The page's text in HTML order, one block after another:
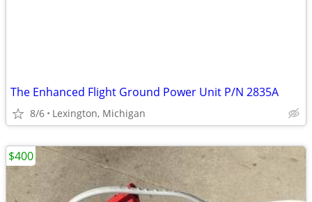
The Enhanced Flight Ground Power Unit P/N 2835A
8/6 Lexington, Michigan
$400